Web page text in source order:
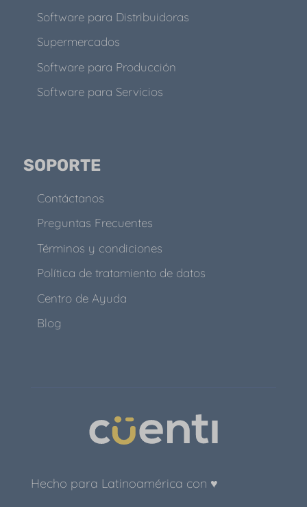
Software para Distribuidoras
Supermercados
Software para Producción
Software para Servicios
SOPORTE
Contáctanos
Preguntas Frecuentes
Términos y condiciones
Política de tratamiento de datos
Centro de Ayuda
Blog
Hecho para Latinoamérica con ♥